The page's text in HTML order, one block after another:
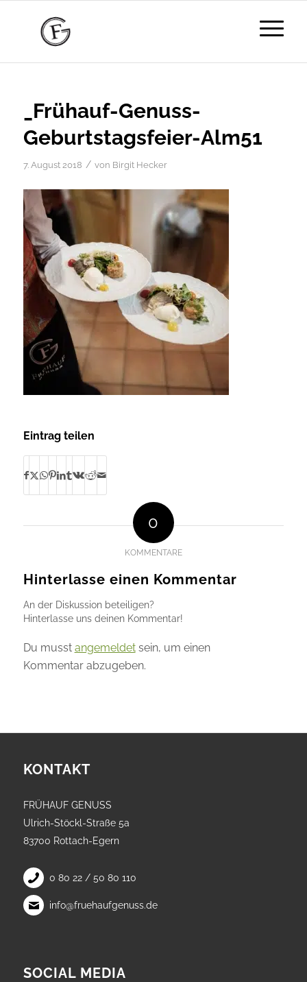
_Frühauf-Genuss-
Geburtstagsfeier-Alm51
7. August 2018 / von Birgit Hecker
Eintrag teilen
0
KOMMENTARE
Hinterlasse einen Kommentar
An der Diskussion beteiligen?
Hinterlasse uns deinen Kommentar!
Du musst angemeldetsein, um einen
Kommentar abzugeben.
KONTAKT
FRÜHAUF GENUSS
Ulrich-Stöckl-Straße 5a
83700 Rottach-Egern
0 80 22 / 50 80 110
info@fruehaufgenuss.de
SOCIAL MEDIA